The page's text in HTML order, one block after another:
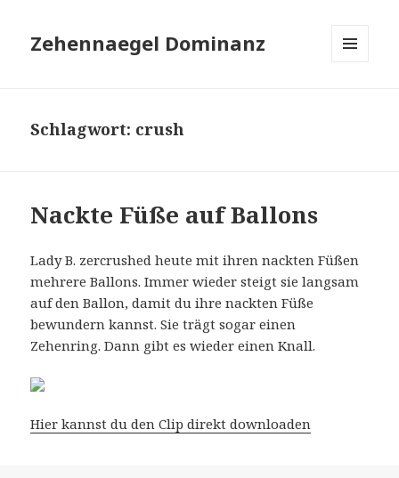
Zehennaegel Dominanz
Schlagwort: crush
Nackte Füße auf Ballons
Lady B. zercrushed heute mit ihren nackten Füßen
mehrere Ballons. Immer wieder steigt sie langsam
auf den Ballon, damit du ihre nackten Füße
bewundern kannst. Sie trägt sogar einen
Zehenring. Dann gibt es wieder einen Knall.
Hier kannst du den Clip direkt downloaden